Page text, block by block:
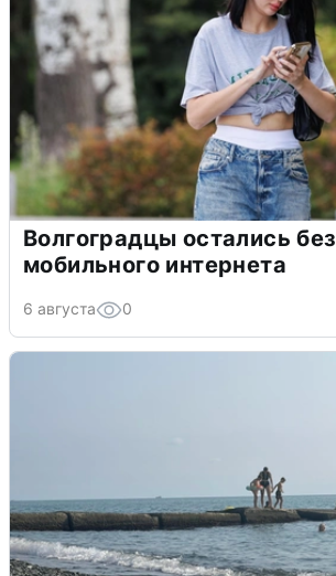
Волгоградцы остались без
мобильного интернета
6 августа 0